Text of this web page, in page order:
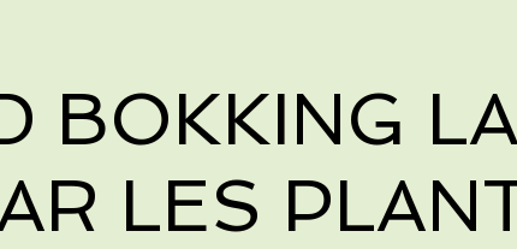
BOKKING
LES